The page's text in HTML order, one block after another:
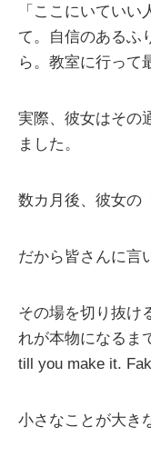
「ここにいてい
て。自信のあるふ
ら。教室に行って
実際、彼女はその
ました。
数カ月後、彼女の
だから皆さんに言
その場を切り抜け
れが本物になるま
till you make it.
小さなことが大き